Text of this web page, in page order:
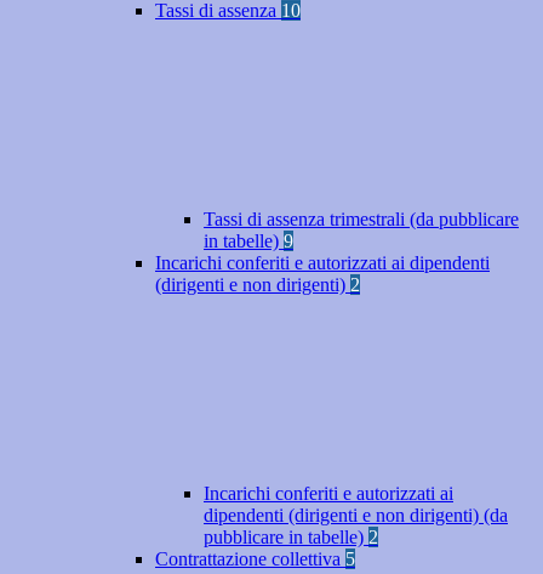
Tassi di assenza 10
Tassi di assenza trimestrali (da pubblicare
in tabelle) 9
Incarichi conferiti e autorizzati ai dipendenti
(dirigenti e non dirigenti) 2
Incarichi conferiti e autorizzati ai
dipendenti (dirigenti e non dirigenti) (da
pubblicare in tabelle) 2
Contrattazione collettiva 5